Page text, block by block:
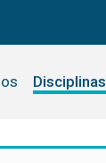
Disciplinas